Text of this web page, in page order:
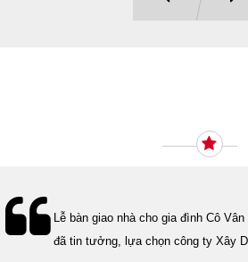
Lễ bàn giao nhà cho gia đình Cô
đã tin tưởng, lựa chọn công ty Xây